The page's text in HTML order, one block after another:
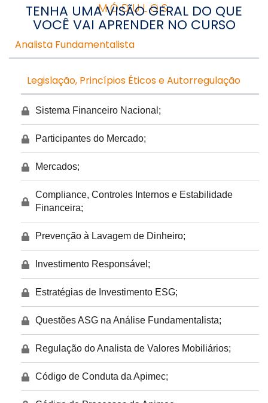
MÓDULOS
TENHA UMA VISÃO GERAL DO QUE
VOCÊ VAI APRENDER NO CURSO
Analista Fundamentalista
Legislação, Princípios Éticos e Autorregulação
Sistema Financeiro Nacional;
Participantes do Mercado;
Mercados;
Compliance, Controles Internos e Estabilidade
Financeira;
Prevenção à Lavagem de Dinheiro;
Investimento Responsável;
Estratégias de Investimento ESG;
Questões ASG na Análise Fundamentalista;
Regulação do Analista de Valores Mobiliários;
Código de Conduta da Apimec;